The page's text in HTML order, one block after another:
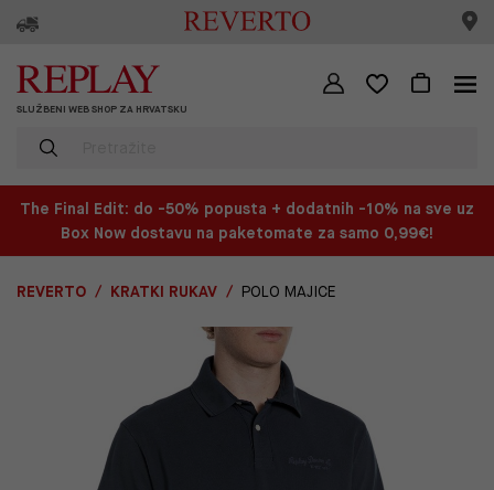
SLUŽBENI WEB SHOP ZA HRVATSKU
The Final Edit: do -50% popusta + dodatnih -10% na sve uz
Box Now dostavu na paketomate za samo 0,99€!
REVERTO KRATKI RUKAV POLO MAJICE